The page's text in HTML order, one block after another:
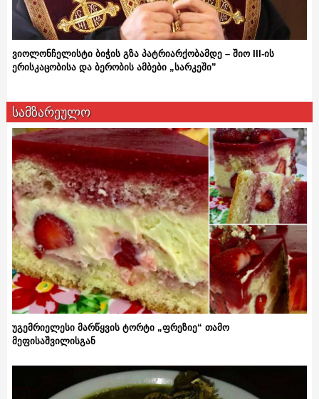
ვიოლონჩელისტი ბიჭის გზა პატრიარქობამდე – შიო III-ის
ერისკაცობისა და ბერობის ამბები „სარკეში”
სამზარეულო
უგემრიელესი მარწყვის ტორტი „ფრეზიე“ თამო
მეფისაშვილისგან